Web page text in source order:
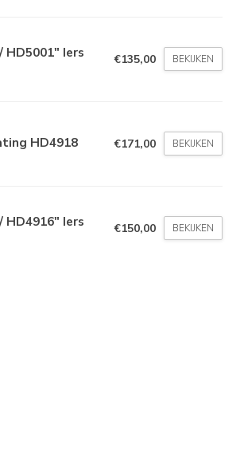
HD5001" Iers €135,00 BEKIJKEN
HD4918 €171,00 BEKIJKEN
HD4916" Iers €150,00 BEKIJKEN